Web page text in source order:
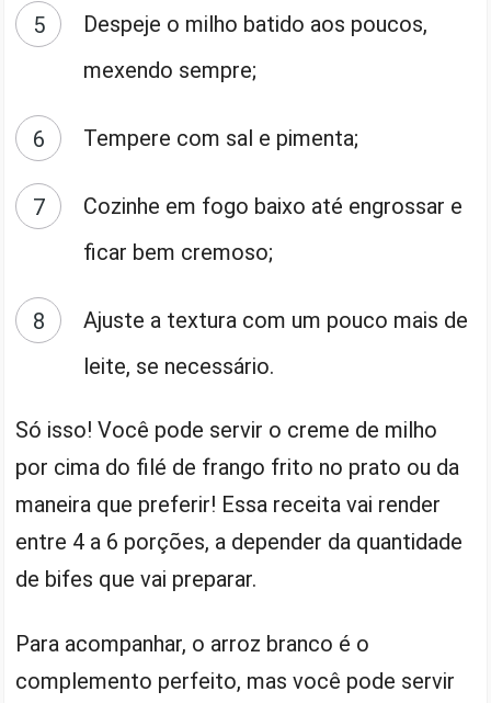
Despeje o milho batido aos poucos,
mexendo sempre;
Tempere com sal e pimenta;
Cozinhe em fogo baixo até engrossar e
ficar bem cremoso;
Ajuste a textura com um pouco mais de
leite, se necessário.
Só isso! Você pode servir o creme de milho
por cima do filé de frango frito no prato ou da
maneira que preferir! Essa receita vai render
entre 4 a 6 porções, a depender da quantidade
de bifes que vai preparar.
Para acompanhar, o arroz branco é o
complemento perfeito, mas você pode servir